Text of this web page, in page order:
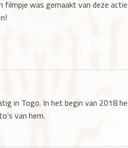
was gemaakt van deze actie
in Togo. In het begin van 2018
van hem.